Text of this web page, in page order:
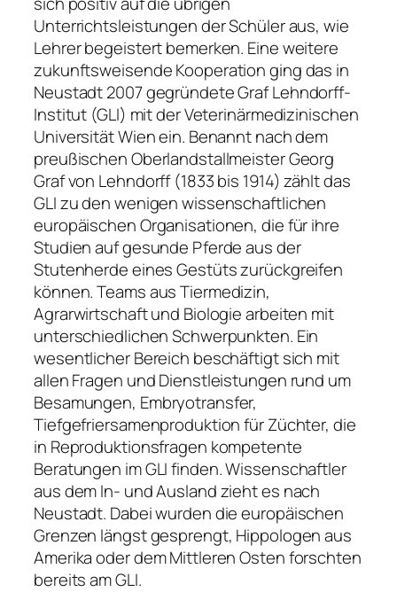
Unterrichtsleistungen der Schüler aus, wie
Lehrer begeistert bemerken. Eine weitere
zukunftsweisende Kooperation ging das in
Neustadt 2007 gegründete Graf­ Lehndorff­
Institut (GLI) mit der Veterinärmedizinischen
Universität Wien ein. Benannt nach dem
preußischen Oberlandstallmeister Georg
Graf von Lehndorff (1833 bis 1914) zählt das
GLI zu den wenigen wissenschaftlichen
europäischen Organisationen, die für ihre
Studien auf gesunde Pferde aus der
Stutenherde eines Gestüts zurückgreifen
können. Teams aus Tiermedizin,
Agrarwirtschaft und Biologie arbeiten mit
unterschiedlichen Schwerpunkten. Ein
wesentlicher Bereich beschäftigt sich mit
allen Fragen und Dienstleistungen rund um
Besamungen, Embryotransfer,
Tiefgefriersamenproduktion für Züchter, die
in Reproduktionsfragen kompetente
Beratungen im GLI finden. Wissenschaftler
aus dem In-­ und Ausland zieht es nach
Neustadt. Dabei wurden die europäischen
Grenzen längst gesprengt, Hippologen aus
Amerika oder dem Mittleren Osten forschten
bereits am GLI.